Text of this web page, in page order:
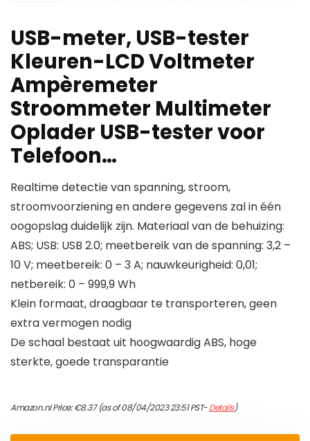
USB-meter, USB-tester
Kleuren-LCD Voltmeter
Ampèremeter
Stroommeter Multimeter
Oplader USB-tester voor
Telefoon…
Realtime detectie van spanning, stroom,
stroomvoorziening en andere gegevens zal in één
oogopslag duidelijk zijn. Materiaal van de behuizing:
ABS; USB: USB 2.0; meetbereik van de spanning: 3,2 –
10 V; meetbereik: 0 – 3 A; nauwkeurigheid: 0,01;
netbereik: 0 – 999,9 Wh
Klein formaat, draagbaar te transporteren, geen
extra vermogen nodig
De schaal bestaat uit hoogwaardig ABS, hoge
sterkte, goede transparantie
Amazon.nl Price:€8.37(as of 08/04/2023 23:51 PST-Details)